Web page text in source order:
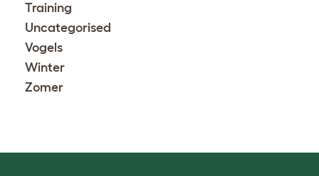
Training
Uncategorised
Vogels
Winter
Zomer